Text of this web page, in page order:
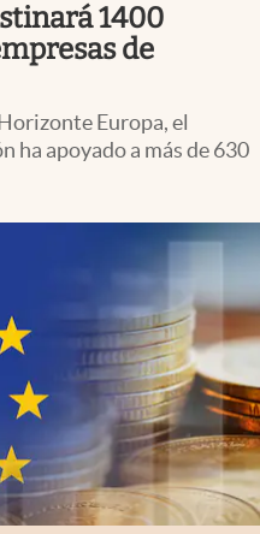
1400
de
Europa, el
ha apoyado a más de 630